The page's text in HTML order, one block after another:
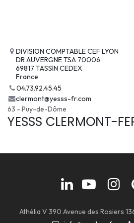
DIVISION COMPTABLE CEF LYON
DR AUVERGNE TSA 70006
69817 TASSIN CEDEX
France
04.73.92.45.45
clermont@yesss-fr.com
63 - Puy-de-Dôme
YESSS CLERMONT-
Athélia V 390 Avenue des Rosiers